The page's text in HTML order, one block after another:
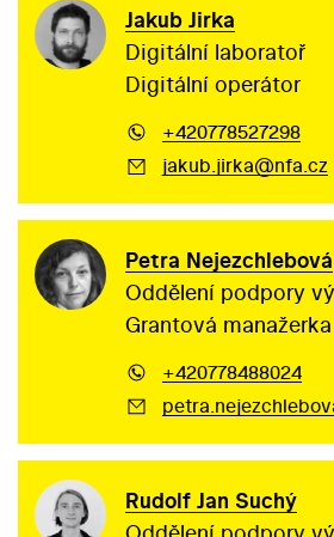
Jakub Jirka
Digitální laboratoř
Digitální operátor
+420778527298
jakub.jirka@nfa.cz
Petra Nejezchlebová
Oddělení podpory
Grantová manažerka
+420778488024
Rudolf Jan Suchý